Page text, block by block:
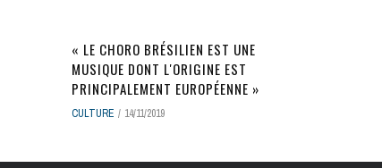
« LE CHORO BRÉSILIEN EST UNE
MUSIQUE DONT L'ORIGINE EST
PRINCIPALEMENT EUROPÉENNE »
CULTURE 14/11/2019